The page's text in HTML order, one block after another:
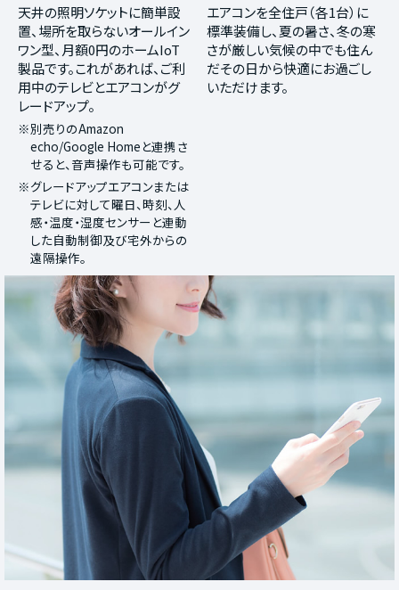
天井の照明ソケットに簡単設
置、場所を取らないオールイン
ワン型、月額0円のホームIoT
製品です。これがあれば、ご利
用中のテレビとエアコンがグ
レードアップ。
※別売りのAmazon
echo/Google Homeと連携さ
せると、音声操作も可能です。
※グレードアップエアコンまたは
テレビに対して曜日、時刻、人
感・温度・湿度センサーと連動
した自動制御及び宅外からの
遠隔操作。
エアコンを全住戸（各1台）に
標準装備し、夏の暑さ、冬の寒
さが厳しい気候の中でも住ん
だその日から快適にお過ごし
いただけます。